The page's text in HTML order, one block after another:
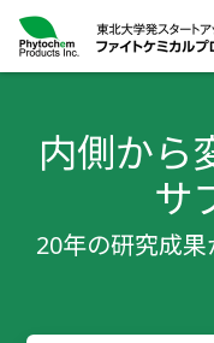
内側から
サ
20年の研究成